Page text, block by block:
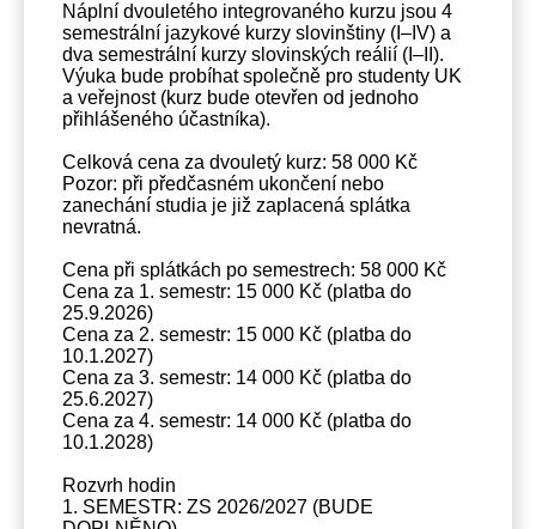
Náplní dvouletého integrovaného kurzu jsou 4
semestrální jazykové kurzy slovinštiny (I–IV) a
dva semestrální kurzy slovinských reálií (I–II).
Výuka bude probíhat společně pro studenty UK
a veřejnost (kurz bude otevřen od jednoho
přihlášeného účastníka).
Celková cena za dvouletý kurz: 58 000 Kč
Pozor: při předčasném ukončení nebo
zanechání studia je již zaplacená splátka
nevratná.
Cena při splátkách po semestrech: 58 000 Kč
Cena za 1. semestr: 15 000 Kč (platba do
25.9.2026)
Cena za 2. semestr: 15 000 Kč (platba do
10.1.2027)
Cena za 3. semestr: 14 000 Kč (platba do
25.6.2027)
Cena za 4. semestr: 14 000 Kč (platba do
10.1.2028)
Rozvrh hodin
1. SEMESTR: ZS 2026/2027 (BUDE